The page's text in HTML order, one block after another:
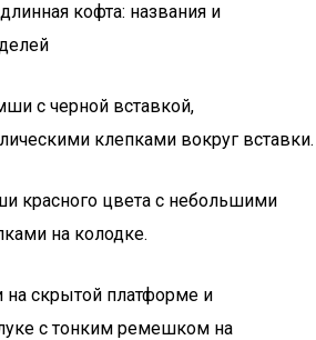
кофта: названия и
с черной вставкой,
клепками вокруг вставки.
красного цвета с небольшими
на колодке.
скрытой платформе и
с тонким ремешком на